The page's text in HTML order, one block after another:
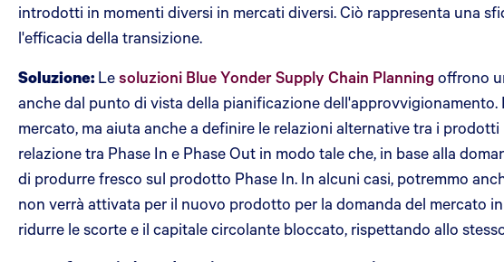
introdotti in momenti diversi in mercati diversi. Ciò rappresenta una
l'efficacia della transizione.
Soluzione: Lesoluzioni Blue Yonder Supply Chain Planning offrono
anche dal punto di vista della pianificazione
mercato, ma aiuta anche a definire le relazioni alternative tra i
relazione tra Phase In e Phase Out in modo tale che, in base alla
di produrre fresco sul prodotto Phase In. In alcuni casi, potremmo
non verrà attivata per il nuovo prodotto per la domanda del mercato
ridurre le scorte e il capitale circolante bloccato, rispettando allo